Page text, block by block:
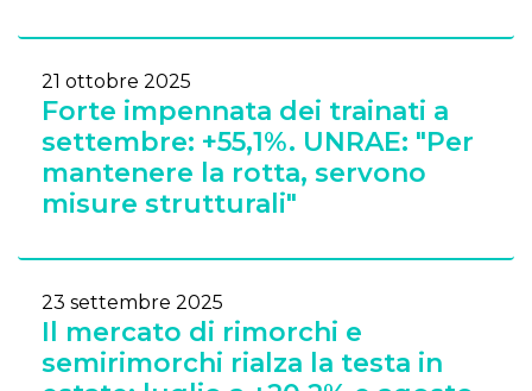
21 ottobre 2025
Forte impennata dei trainati a
settembre: +55,1%. UNRAE: "Per
mantenere la rotta, servono
misure strutturali"
23 settembre 2025
Il mercato di rimorchi e
semirimorchi rialza la testa in